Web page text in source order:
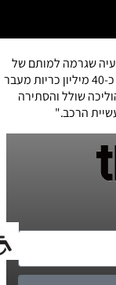
שגרמה למותם של
יותר מ-14 בני אדם. דורש מטקאטה להחליף עוד כ-40 מיליון כריות מעבר
שולל והסתירה
הרכב."